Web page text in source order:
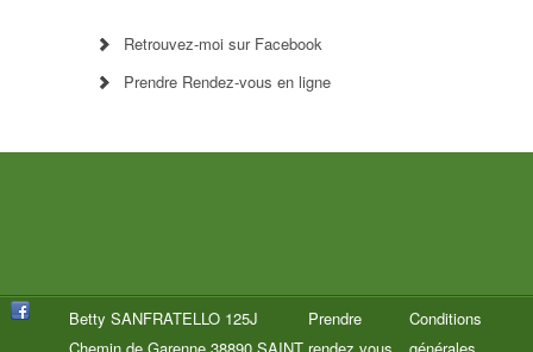
Retrouvez-moi sur Facebook
Prendre Rendez-vous en ligne
Betty SANFRATELLO 125J
Chemin de Garenne 38890 SAINT
Prendre
rendez vous
Conditions
générales